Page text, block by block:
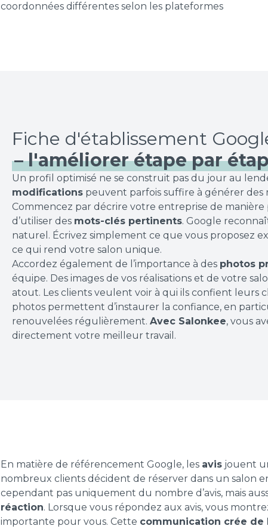
coordonnées différentes selon les plateformes
– l'améliorer étape par
Un profil optimisé ne se construit pas du jour au
modifications peuvent parfois suffire à générer des
Commencez par décrire votre entreprise de manière
d’utiliser des mots-clés pertinents. Google
naturel. Écrivez simplement ce que vous proposez
ce qui rend votre salon unique.
Accordez également de l’importance à des photos
équipe. Des images de vos réalisations et de votre
atout. Les clients veulent voir à qui ils confient leurs
photos permettent d’instaurer la confiance, en
renouvelées régulièrement. Avec Salonkee, vous
directement votre meilleur travail.
En matière de référencement Google, les avisjouent
nombreux clients décident de réserver dans un salon
cependant pas uniquement du nombre d’avis, mais
réaction. Lorsque vous répondez aux avis, vous
importante pour vous. Cette communication crée de